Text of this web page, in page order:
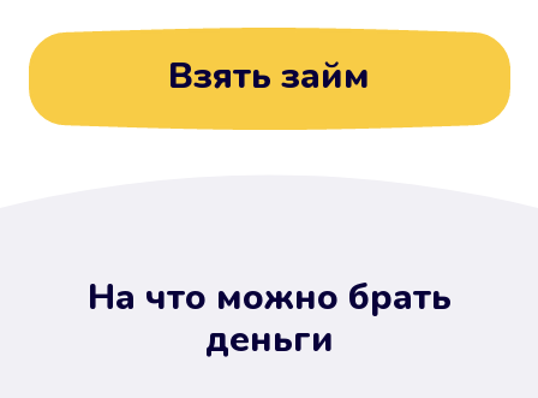
Взять займ
На что можно брать
деньги